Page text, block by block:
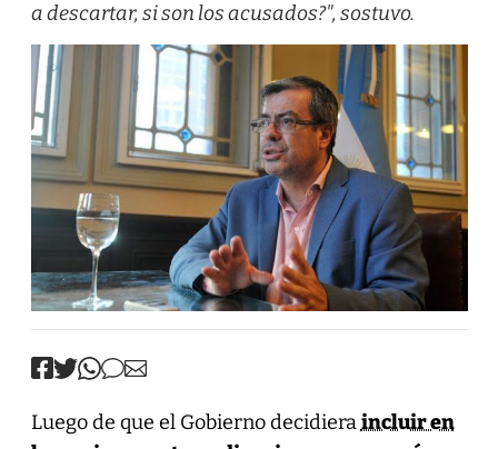
a descartar, si son los acusados?", sostuvo.
Luego de que el Gobierno decidieraincluir en